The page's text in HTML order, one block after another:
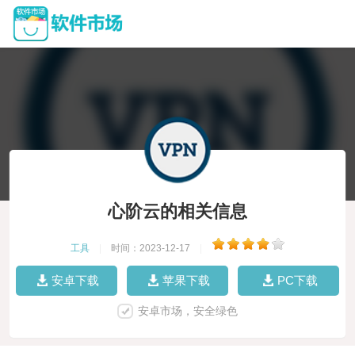
心阶云的相关信息
工具 时间：2023-12-17
安卓下载 苹果下载 PC下载
安卓市场，安全绿色